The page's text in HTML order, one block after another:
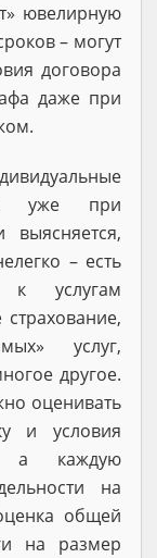
ювелирную
– могут
договора
даже при
А уже при
выясняется,
– есть
к услугам
услуг,
другое.
оценивать
и условия
а каждую
на
общей
на размер